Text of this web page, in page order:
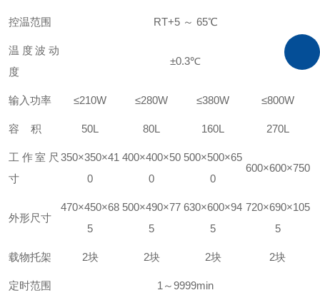
控温范围 RT+5 ～ 65℃
温度波动
度
±0.3℃
输入功率 ≤210W ≤280W ≤380W ≤800W
容 积 50L 80L 160L 270L
工作室尺
寸
350×350×41
0
400×400×50
0
500×500×65
0
600×600×750
外形尺寸
470×450×68
5
500×490×77
5
630×600×94
5
720×690×105
5
载物托架 2块 2块 2块 2块
定时范围 1～9999min